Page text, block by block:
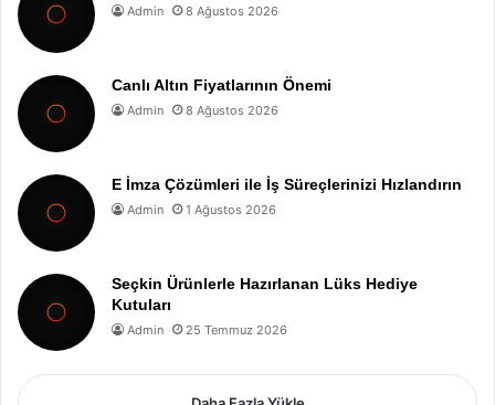
Admin 8 Ağustos 2026
Canlı Altın Fiyatlarının Önemi
Admin 8 Ağustos 2026
E İmza Çözümleri ile İş Süreçlerinizi Hızlandırın
Admin 1 Ağustos 2026
Seçkin Ürünlerle Hazırlanan Lüks Hediye
Kutuları
Admin 25 Temmuz 2026